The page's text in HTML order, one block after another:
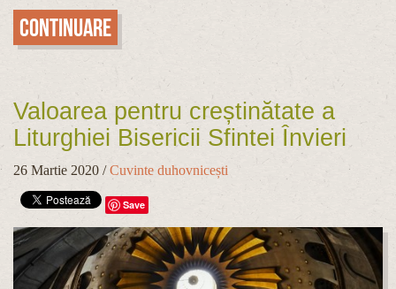
Continuare
Valoarea pentru creștinătate a
Liturghiei Bisericii Sfintei Învieri
26 Martie 2020 /Cuvinte duhovnicești
Save